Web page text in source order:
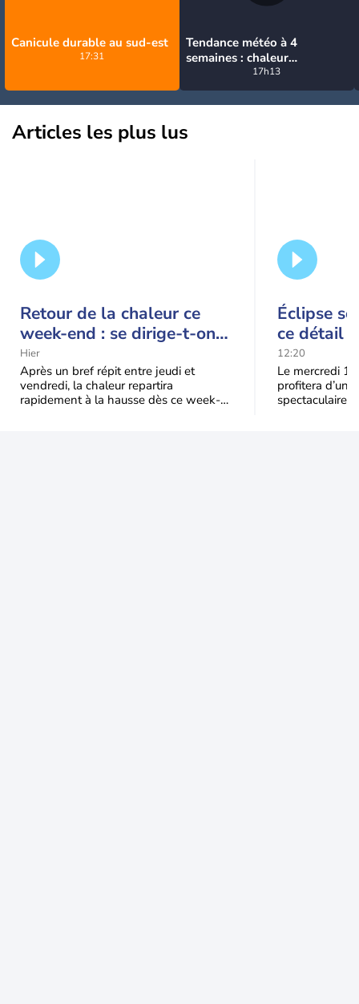
Canicule durable au sud-est
17:31
Tendance météo à 4
semaines : chaleur
prédominante jusqu'en
septembre
17h13
Articles les plus lus
Retour de la chaleur ce
week-end : se dirige-t-on
vers une cinquième vague
de chaleur en France ?
Hier
Après un bref répit entre jeudi et
vendredi, la chaleur repartira
rapidement à la hausse dès ce week-
Éclipse
ce détail
spectacle
12:20
Le mercredi
profitera
spectaculaire,